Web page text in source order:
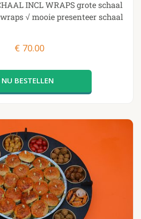
INCL WRAPS grote schaal
√ mooie presenteer schaal
€ 70.00